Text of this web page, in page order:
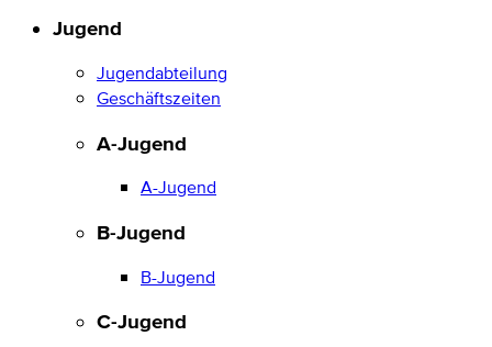
Jugend
Jugendabteilung
Geschäftszeiten
A-Jugend
A-Jugend
B-Jugend
B-Jugend
C-Jugend